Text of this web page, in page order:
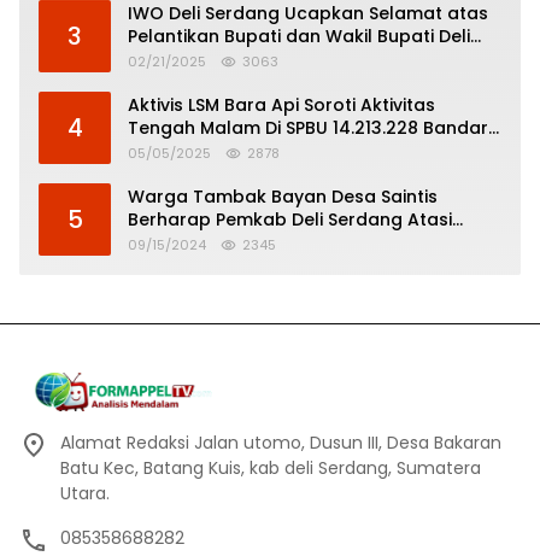
3
IWO Deli Serdang Ucapkan Selamat atas
Pelantikan Bupati dan Wakil Bupati Deli
Serdang
02/21/2025 3063
4
Aktivis LSM Bara Api Soroti Aktivitas
Tengah Malam Di SPBU 14.213.228 Bandar
Tinggi
05/05/2025 2878
5
Warga Tambak Bayan Desa Saintis
Berharap Pemkab Deli Serdang Atasi
Banjir
09/15/2024 2345
Alamat Redaksi Jalan utomo, Dusun III, Desa Bakaran
Batu Kec, Batang Kuis, kab deli Serdang, Sumatera
Utara.
085358688282